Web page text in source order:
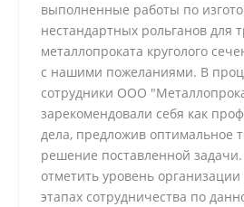
выполненные работы по
нестандартных рольганов для
металлопроката круголого
с нашими пожеланиями. В
сотрудники ООО
зарекомендовали себя как
дела, предложив оптимальное
решение поставленной
отметить уровень организации
этапах сотрудничества по